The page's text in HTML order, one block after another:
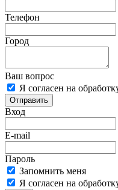
Телефон
Город
Ваш вопрос
Я согласен на
Отправить
Вход
E-mail
Пароль
Запомнить меня
Я согласен на